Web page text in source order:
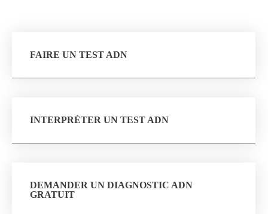
FAIRE UN TEST ADN
INTERPRÉTER UN TEST ADN
DEMANDER UN DIAGNOSTIC ADN
GRATUIT